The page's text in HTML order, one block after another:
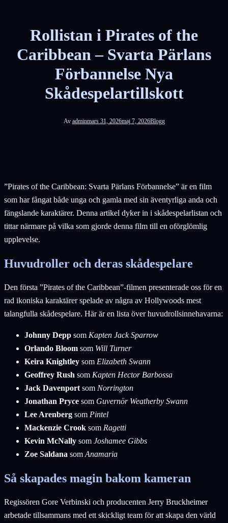
Rollistan i Pirates of the
Caribbean – Svarta Pärlans
Förbannelse Nya
Skådespelartillskott
Av adminmars 31, 2026maj 7, 2026Blogg
”Pirates of the Caribbean: Svarta Pärlans Förbannelse” är en film
som har fångat både unga och gamla med sin äventyrliga anda och
fängslande karaktärer. Denna artikel dyker in i skådespelarlistan och
tittar närmare på vilka som gjorde denna film till en oförglömlig
upplevelse.
Huvudroller och deras skådespelare
Den första ”Pirates of the Caribbean”-filmen presenterade oss för en
rad ikoniska karaktärer spelade av några av Hollywoods mest
talangfulla skådespelare. Här är en lista över huvudrollsinnehavarna:
Johnny Depp som Kapten Jack Sparrow
Orlando Bloom som Will Turner
Keira Knightley som Elizabeth Swann
Geoffrey Rush som Kapten Hector Barbossa
Jack Davenport som Norrington
Jonathan Pryce som Guvernör Weatherby Swann
Lee Arenberg som Pintel
Mackenzie Crook som Ragetti
Kevin McNally som Joshamee Gibbs
Zoe Saldana som Anamaria
Så skapades magin bakom kameran
Regissören Gore Verbinski och producenten Jerry Bruckheimer
arbetade tillsammans med ett skickligt team för att skapa den värld